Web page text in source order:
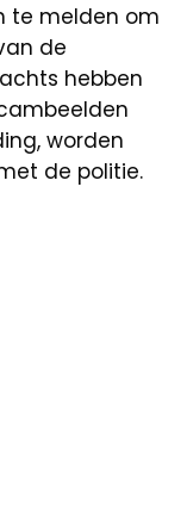
te melden om
de
hebben
worden
de politie.